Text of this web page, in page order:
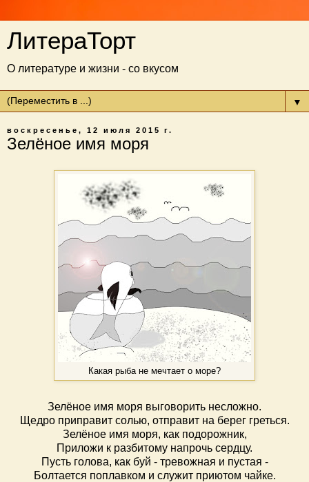
ЛитераТорт
О литературе и жизни - со вкусом
▼
воскресенье, 12 июля 2015 г.
Зелёное имя моря
Какая рыба не мечтает о море?
Зелёное имя моря выговорить несложно.
Щедро приправит солью, отправит на берег греться.
Зелёное имя моря, как подорожник,
Приложи к разбитому напрочь сердцу.
Пусть голова, как буй - тревожная и пустая -
Болтается поплавком и служит приютом чайке.